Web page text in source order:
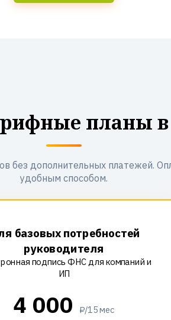
планы
без дополнительных платежей.
удобным способом.
базовых потребностей
руководителя
подпись ФНС для компаний и
ИП
4 000 ₽/15 мес